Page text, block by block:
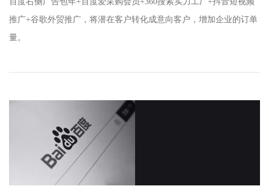
推广+谷歌外贸推广，将潜在客户转化成意向客户，增加企业的订单
量。